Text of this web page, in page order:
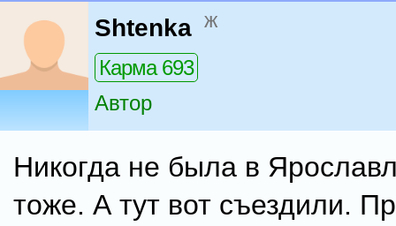
Shtenka ж
Карма 693
Автор
Никогда не была в
тоже. А тут вот съездили.